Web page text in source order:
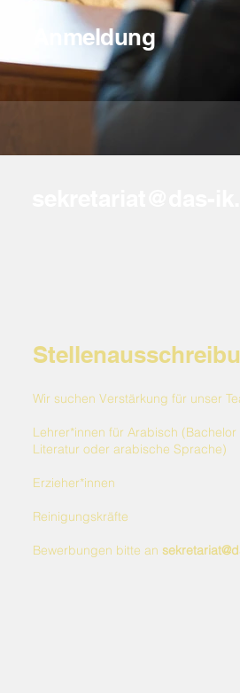
Anmeldung
Wir suchen Verstärkung für unser
Lehrer*innen für Arabisch
Literatur oder arabische Sprache)
Erzieher*innen
Reinigungskräfte
Bewerbungen bitte an